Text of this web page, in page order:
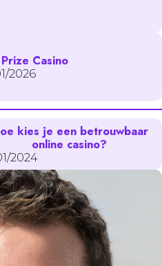
Prize Casino
2026
kies je een betrouwbaar
online casino?
2024